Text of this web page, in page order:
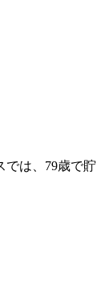
では、79歳で貯